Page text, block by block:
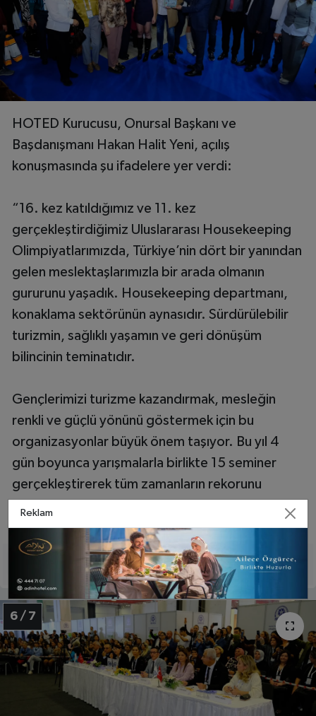
HOTED Kurucusu, Onursal Başkanı ve
Başdanışmanı Hakan Halit Yeni, açılış
konuşmasında şu ifadelere yer verdi:
“16. kez katıldığımız ve 11. kez
gerçekleştirdiğimiz Uluslararası Housekeeping
Olimpiyatlarımızda, Türkiye’nin dört bir yanından
gelen meslektaşlarımızla bir arada olmanın
gururunu yaşadık. Housekeeping departmanı,
konaklama sektörünün aynasıdır. Sürdürülebilir
turizmin, sağlıklı yaşamın ve geri dönüşüm
bilincinin teminatıdır.
Gençlerimizi turizme kazandırmak, mesleğin
renkli ve güçlü yönünü göstermek için bu
organizasyonlar büyük önem taşıyor. Bu yıl 4
gün boyunca yarışmalarla birlikte 15 seminer
gerçekleştirerek tüm zamanların rekorunu
kırdık.”
6 / 7
Reklam